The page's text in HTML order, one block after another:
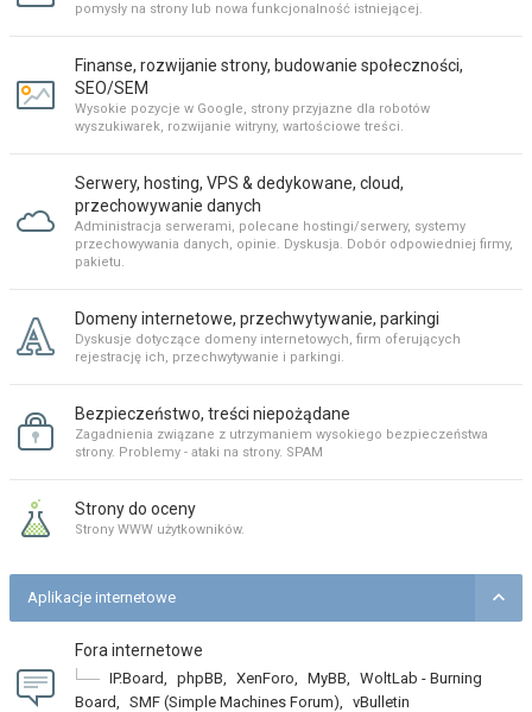
pomysły na strony lub nowa funkcjonalność istniejącej.
Finanse, rozwijanie strony, budowanie społeczności,
SEO/SEM
Wysokie pozycje w Google, strony przyjazne dla robotów
wyszukiwarek, rozwijanie witryny, wartościowe treści.
Serwery, hosting, VPS & dedykowane, cloud,
przechowywanie danych
Administracja serwerami, polecane hostingi/serwery, systemy
przechowywania danych, opinie. Dyskusja. Dobór odpowiedniej firmy,
pakietu.
Domeny internetowe, przechwytywanie, parkingi
Dyskusje dotyczące domeny internetowych, firm oferujących
rejestrację ich, przechwytywanie i parkingi.
Bezpieczeństwo, treści niepożądane
Zagadnienia związane z utrzymaniem wysokiego bezpieczeństwa
strony. Problemy - ataki na strony. SPAM
Strony do oceny
Strony WWW użytkowników.
Aplikacje internetowe
Fora internetowe
IP.Board, phpBB, XenForo, MyBB, WoltLab - Burning
Board, SMF (Simple Machines Forum), vBulletin